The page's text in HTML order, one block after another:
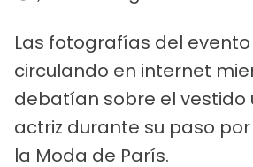
Las fotografías del
circulando en internet
debatían sobre el vestido
actriz durante su paso
la Moda de París.